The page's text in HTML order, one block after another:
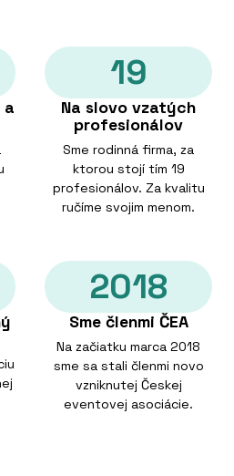
a
19
Na slovo vzatých
profesionálov
Sme rodinná firma, za
ktorou stojí tím 19
profesionálov. Za kvalitu
ručíme svojim menom.
2018
Sme členmi ČEA
Na začiatku marca 2018
sme sa stali členmi novo
vzniknutej Českej
eventovej asociácie.